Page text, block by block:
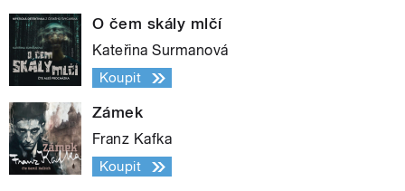
O čem skály mlčí
Kateřina Surmanová
Koupit
Zámek
Franz Kafka
Koupit